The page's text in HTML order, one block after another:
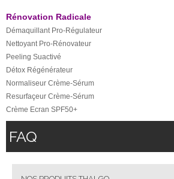
Rénovation Radicale
Démaquillant Pro-Régulateur
Nettoyant Pro-Rénovateur
​Peeling Suactivé
​Détox Régénérateur
Normaliseur Crème-Sérum
Resurfaçeur Crème-Sérum
Crème Ecran SPF50+
FAQ